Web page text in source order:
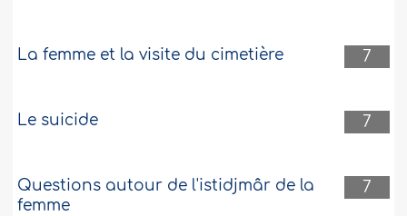
7
La femme et la visite du cimetière
7
Le suicide
7
Questions autour de l'istidjmâr de la
femme